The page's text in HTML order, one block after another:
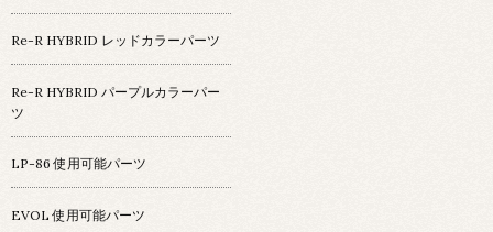
Re-R HYBRID レッドカラーパーツ
Re-R HYBRID パープルカラーパー
ツ
LP-86 使用可能パーツ
EVOL 使用可能パーツ